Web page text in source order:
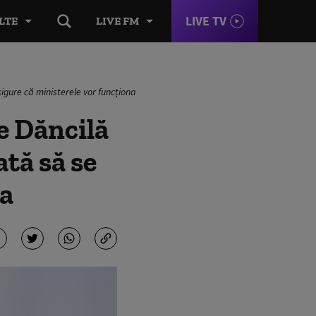
LIVE FM LIVE TV
că ministerele vor funcționa
Dăncilă
să se